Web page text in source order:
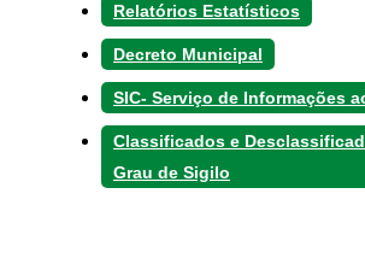
Relatórios Estatísticos
Decreto Municipal
SIC- Serviço de Informações
Classificados e
Grau de Sigilo